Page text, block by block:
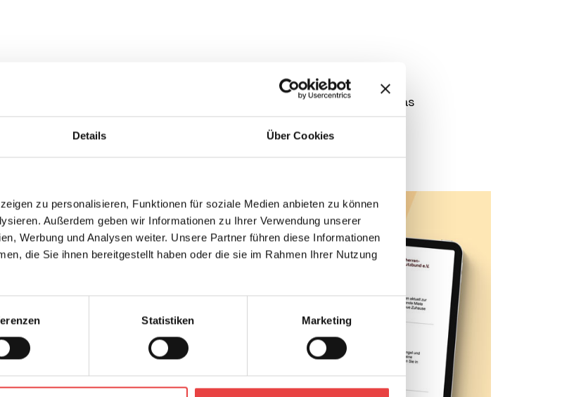
Details Über Cookies
zu personalisieren, Funktionen für soziale Medien anbieten zu können
Außerdem geben wir Informationen zu Ihrer Verwendung unserer
Werbung und Analysen weiter. Unsere Partner führen diese Informationen
die Sie ihnen bereitgestellt haben oder die sie im Rahmen Ihrer Nutzung
Statistiken Marketing
Ihres Browsers zu aktivieren. In den Optionen können Sie das
speichern.
Sie bei bautechnischen und
dem Laufenden. Erfahren
des Vereins.
wieder abbestellen.
gelesen und stimme diesen